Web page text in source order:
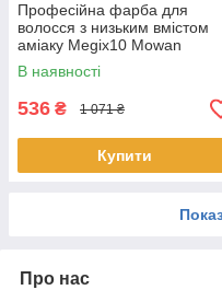
Професійна фарба для
волосся з низьким вмістом
аміаку Megix10 Mowan
золото 100 мл
В наявності
536 ₴ 1 071 ₴
Купити
Про нас